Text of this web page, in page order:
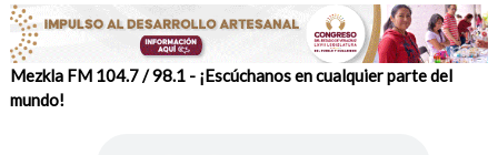
Mezkla FM 104.7 / 98.1 - ¡Escúchanos en cualquier parte del
mundo!